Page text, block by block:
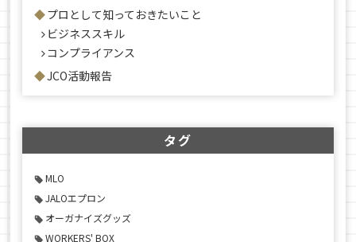
プロとして知っておきたいこと
ビジネススキル
コンプライアンス
JCO活動報告
タグ
MLO
JALOエプロン
オーガナイズグッズ
WORKERS' BOX